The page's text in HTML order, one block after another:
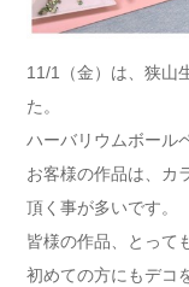
11/1（金）は、狭山
た。
ハーバリウムボール
お客様の作品は、カ
頂く事が多いです。
皆様の作品、とって
初めての方にもデコ